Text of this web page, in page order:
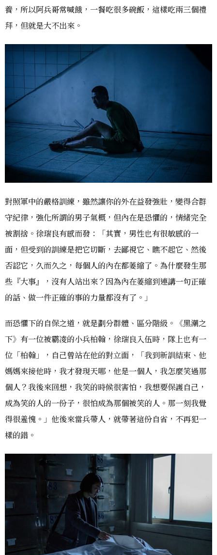
養，所以阿兵哥常喊餓，一餐吃很多碗飯，這樣吃兩三個禮
拜，但就是大不出來。
對照軍中的嚴格訓練，雖然讓你的外在益發強壯，變得合群
守紀律，強化所謂的男子氣概，但內在是恐懼的，情緒完全
被割捨。徐瑞良有感而發：「其實，男性也有很敏感的一
面，但受到的訓練是把它切斷，去鄙視它、瞧不起它、然後
否認它，久而久之，每個人的內在都萎縮了。為什麼發生那
些『大事』，沒有人站出來？因為內在萎縮到連講一句正確
的話、做一件正確的事的力量都沒有了。」
而恐懼下的自保之道，就是劃分群體、區分階級。《黑潮之
下》有一位被霸凌的小兵柏翰，徐瑞良入伍時，隊上也有一
位「柏翰」，自己曾站在他的對立面，「我到新訓結束、他
媽媽來接他時，我才發現天哪，他是一個人，我怎麼笑過那
個人？我後來回想，我笑的時候很害怕，我想要保護自己，
成為笑的人的一份子，很怕成為那個被笑的人。那一刻我覺
得很羞愧。」他後來當兵帶人，就帶著這份自省，不再犯一
樣的錯。